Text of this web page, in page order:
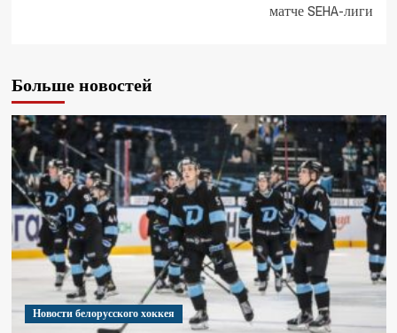
матче SEHA-лиги
Больше новостей
Новости белорусского хоккея